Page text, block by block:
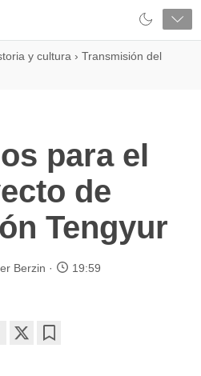
y cultura › Transmisión del
para el
de
Tengyur
Berzin 19:59